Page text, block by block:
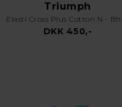
Triumph
DKK 450,-